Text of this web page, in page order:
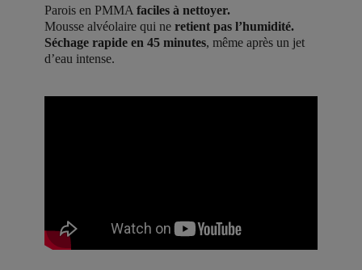
Parois en PMMA faciles à nettoyer.
Mousse alvéolaire qui ne retient pas l’humidité.
Séchage rapide en 45 minutes, même après un jet
d’eau intense.